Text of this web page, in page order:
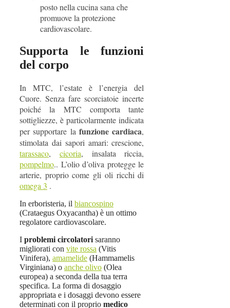
posto nella cucina sana che
promuove la protezione
cardiovascolare.
Supporta le funzioni
del corpo
In MTC, l’estate è l’energia del
Cuore. Senza fare scorciatoie incerte
poiché la MTC comporta tante
sottigliezze, è particolarmente indicata
per supportare lafunzione cardiaca,
stimolata dai sapori amari: crescione,
tarassaco, cicoria, insalata riccia,
pompelmo.. L’olio d’oliva protegge le
arterie, proprio come gli oli ricchi di
omega 3 .
In erboristeria, il biancospino
(Crataegus Oxyacantha) è un ottimo
regolatore cardiovascolare.
I problemi circolatori saranno
migliorati con vite rossa (Vitis
Vinifera), amamelide (Hammamelis
Virginiana) o anche olivo (Olea
europea) a seconda della tua terra
specifica. La forma di dosaggio
appropriata e i dosaggi devono essere
determinati con il proprio medico